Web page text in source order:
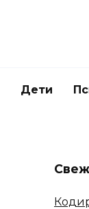
Дети